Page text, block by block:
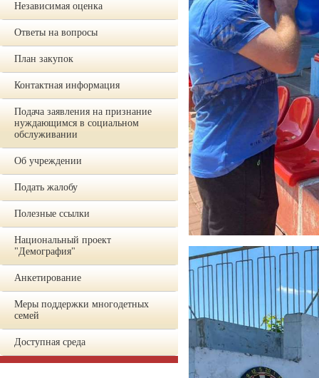
Независимая оценка
Ответы на вопросы
План закупок
Контактная информация
Подача заявления на признание
нуждающимся в социальном
обслуживании
Об учреждении
Подать жалобу
Полезные ссылки
Национальный проект
"Демография"
Анкетирование
Меры поддержки многодетных
семей
Доступная среда